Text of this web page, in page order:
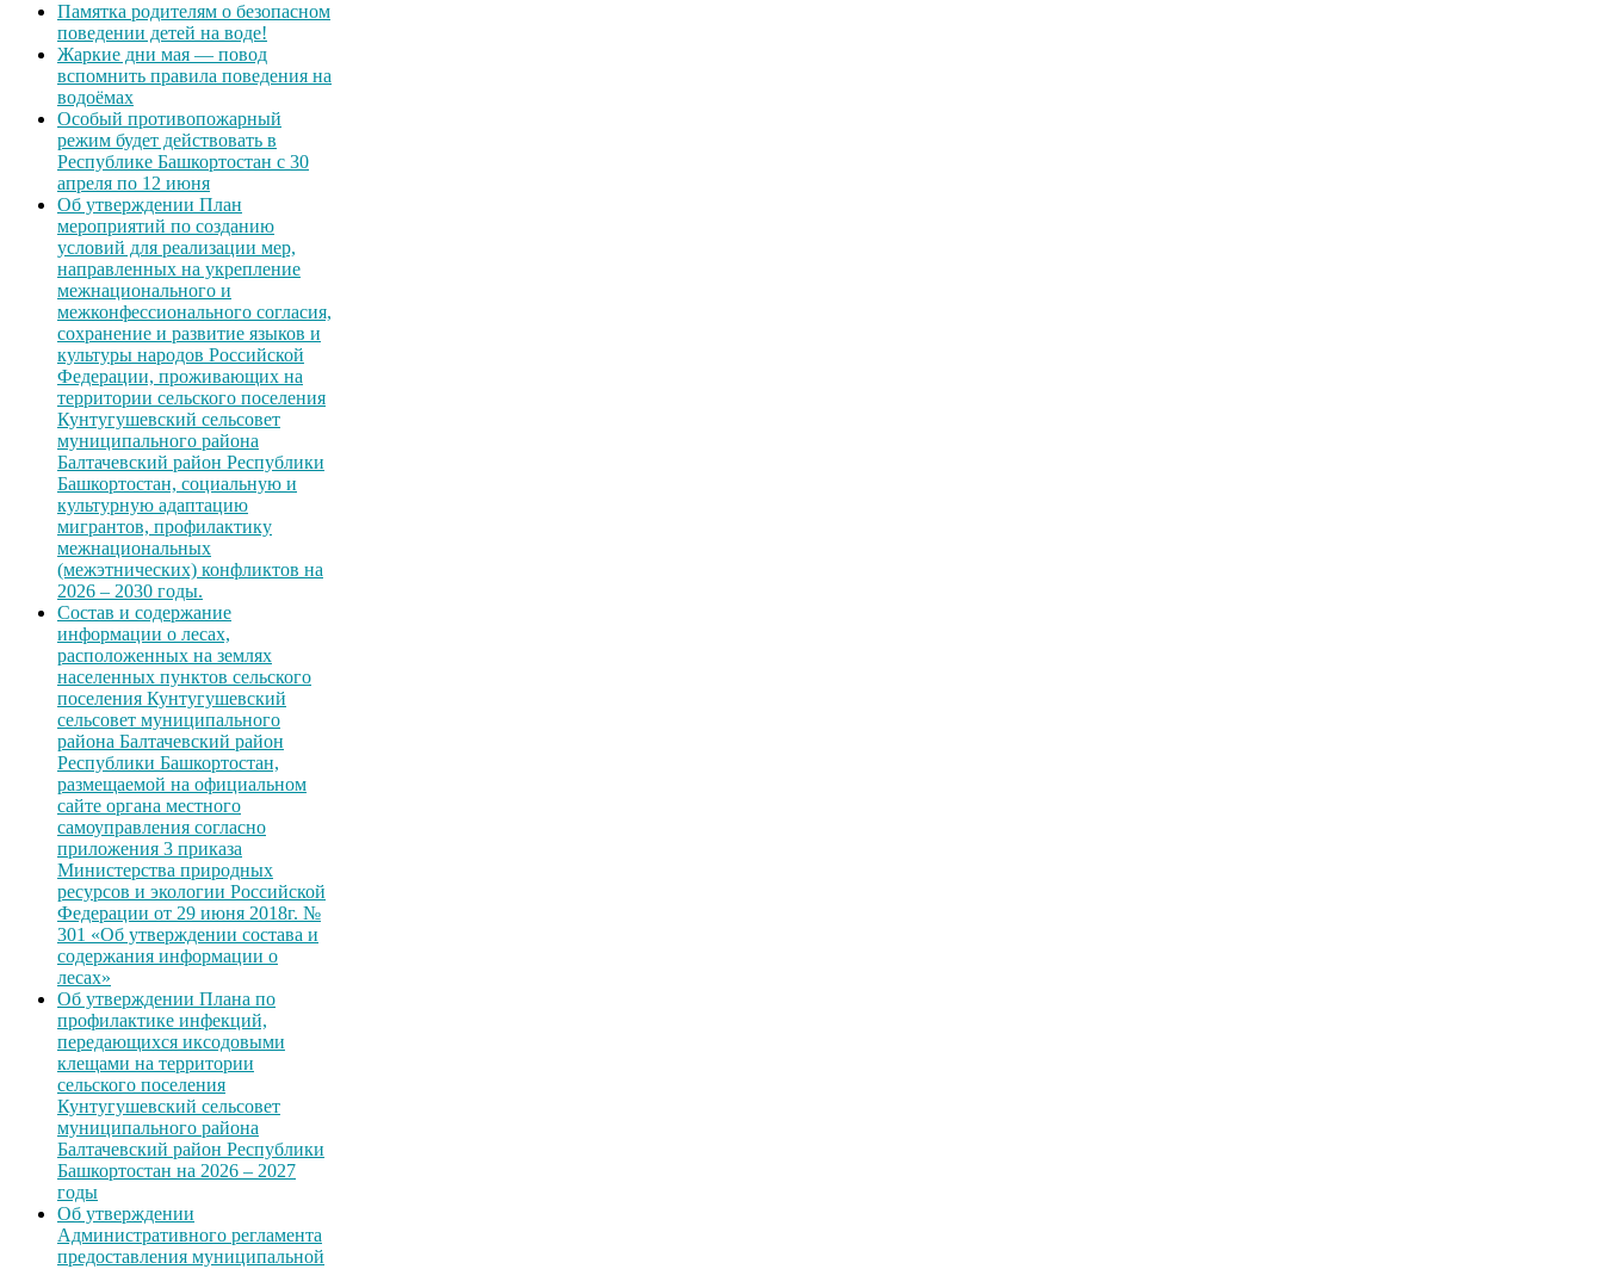
Памятка родителям о безопасном
поведении детей на воде!
Жаркие дни мая — повод
вспомнить правила поведения на
водоёмах
Особый противопожарный
режим будет действовать в
Республике Башкортостан с 30
апреля по 12 июня
Об утверждении План
мероприятий по созданию
условий для реализации мер,
направленных на укрепление
межнационального и
межконфессионального согласия,
сохранение и развитие языков и
культуры народов Российской
Федерации, проживающих на
территории сельского поселения
Кунтугушевский сельсовет
муниципального района
Балтачевский район Республики
Башкортостан, социальную и
культурную адаптацию
мигрантов, профилактику
межнациональных
(межэтнических) конфликтов на
2026 – 2030 годы.
Состав и содержание
информации о лесах,
расположенных на землях
населенных пунктов сельского
поселения Кунтугушевский
сельсовет муниципального
района Балтачевский район
Республики Башкортостан,
размещаемой на официальном
сайте органа местного
самоуправления согласно
приложения 3 приказа
Министерства природных
ресурсов и экологии Российской
Федерации от 29 июня 2018г. №
301 «Об утверждении состава и
содержания информации о
лесах»
Об утверждении Плана по
профилактике инфекций,
передающихся иксодовыми
клещами на территории
сельского поселения
Кунтугушевский сельсовет
муниципального района
Балтачевский район Республики
Башкортостан на 2026 – 2027
годы
Об утверждении
Административного регламента
предоставления муниципальной